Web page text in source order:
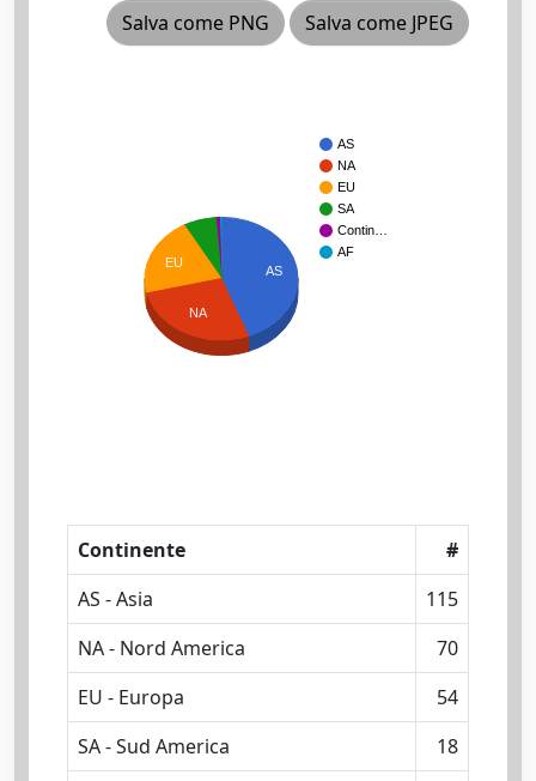
Salva come PNG
Salva come JPEG
AS
NA
EU
SA
Contin…
AF
AS
EU
NA
Continente
#
AS - Asia
115
NA - Nord America
70
EU - Europa
54
SA - Sud America
18